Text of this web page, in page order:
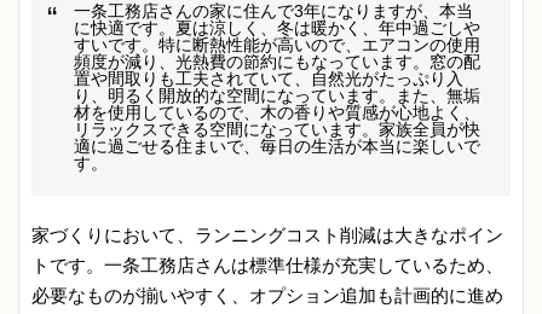
一条工務店さんの家に住んで3年になりますが、本当
に快適です。夏は涼しく、冬は暖かく、年中過ごしや
すいです。特に断熱性能が高いので、エアコンの使用
頻度が減り、光熱費の節約にもなっています。窓の配
置や間取りも工夫されていて、自然光がたっぷり入
り、明るく開放的な空間になっています。また、無垢
材を使用しているので、木の香りや質感が心地よく、
リラックスできる空間になっています。家族全員が快
適に過ごせる住まいで、毎日の生活が本当に楽しいで
す。
家づくりにおいて、ランニングコスト削減は大きなポイン
トです。一条工務店さんは標準仕様が充実しているため、
必要なものが揃いやすく、オプション追加も計画的に進め